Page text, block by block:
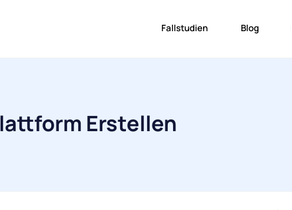
Fallstudien Blog
Erstellen